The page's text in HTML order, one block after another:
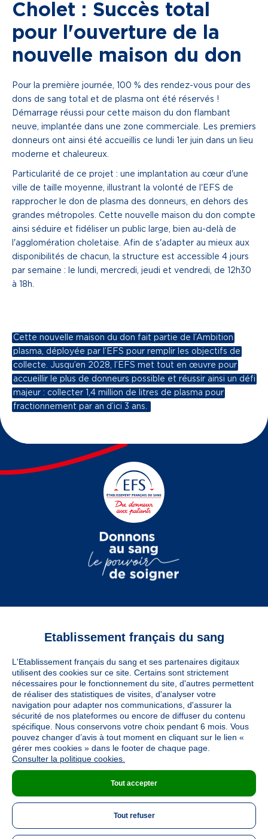
Cholet : Succès total
pour l'ouverture de la
nouvelle maison du don
Pour la première journée, 100 % des rendez-vous pour des
dons de sang total et de plasma ont été réservés !
Démarrage réussi pour cette maison du don flambant
neuve, implantée dans une zone commerciale. Les premiers
donneurs ont ainsi été accueillis ce lundi 1er juin dans un lieu
moderne et chaleureux.
Particularité de ce projet : une implantation au cœur d'une
ville de taille moyenne, illustrant la volonté de l'EFS de
rapprocher le don de plasma des donneurs, en dehors des
grandes métropoles. Cette nouvelle maison du don compte
ainsi séduire et fidéliser un public large, bien au-delà de
l'agglomération choletaise. Afin de s'adapter au mieux aux
disponibilités de chacun, la structure est accessible 4 jours
par semaine : le lundi, mercredi, jeudi et vendredi, de 12h30
à 18h.
Cette nouvelle maison du don fait partie de l’Ambition
plasma, déployée par l’EFS pour remplir les objectifs de
collecte. Jusqu’en 2028, l’EFS met tout en œuvre pour
accueillir le plus de donneurs possible et réussir ainsi un défi
majeur : collecter 1,4 million de litres de plasma pour
fractionnement par an d’ici 3 ans.
Vous êtes
Informations légales
Utiles
À découvrir
Nous suivre
Instagram
Facebook
YouTube
Etablissement français du sang
L'Etablissement français du sang et ses partenaires digitaux
utilisent des cookies sur ce site. Certains sont strictement
nécessaires pour le fonctionnement du site, d'autres permettent
de réaliser des statistiques de visites, d'analyser votre
navigation pour adapter nos communications, d'assurer la
sécurité de nos plateformes ou encore de diffuser du contenu
spécifique. Nous conservons votre choix pendant 6 mois. Vous
pouvez changer d’avis à tout moment en cliquant sur le lien «
gérer mes cookies » dans le footer de chaque page.
Consulter la politique cookies.
Tout accepter
Tout refuser